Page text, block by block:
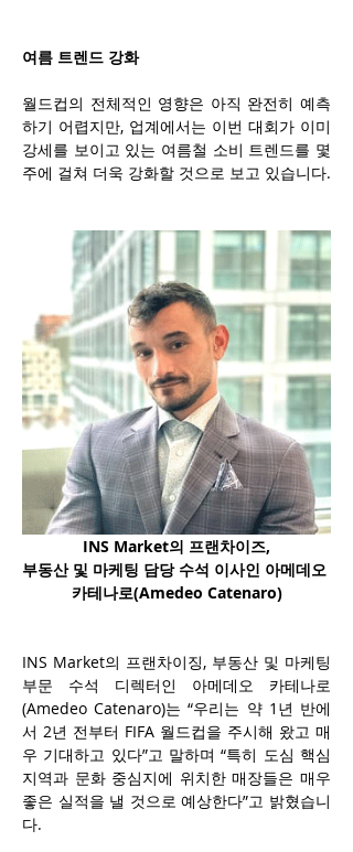
여름 트렌드 강화
월드컵의 전체적인 영향은 아직 완전히 예측
하기 어렵지만, 업계에서는 이번 대회가 이미
강세를 보이고 있는 여름철 소비 트렌드를 몇
주에 걸쳐 더욱 강화할 것으로 보고 있습니다.
INS Market의 프랜차이즈,
부동산 및 마케팅 담당 수석 이사인 아메데오
카테나로(Amedeo Catenaro)
INS Market의 프랜차이징, 부동산 및 마케팅
부문 수석 디렉터인 아메데오 카테나로
(Amedeo Catenaro)는 “우리는 약 1년 반에
서 2년 전부터 FIFA 월드컵을 주시해 왔고 매
우 기대하고 있다”고 말하며 “특히 도심 핵심
지역과 문화 중심지에 위치한 매장들은 매우
좋은 실적을 낼 것으로 예상한다”고 밝혔습니
다.